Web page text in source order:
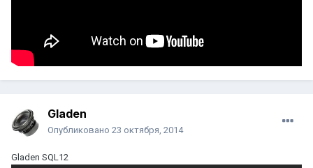
Gladen
Опубликовано 23 октября, 2014
Gladen SQL12